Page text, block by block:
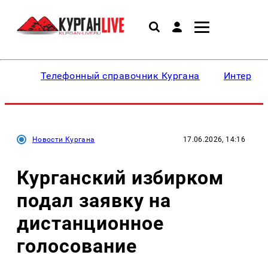
Телефонный справочник Кургана
Новости Кургана 17.06.2026, 14:16
Курганский избирком
подал заявку на
дистанционное
голосование